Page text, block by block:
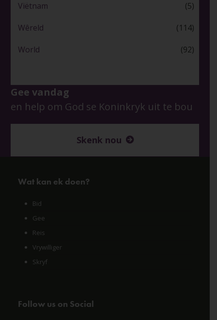
Viëtnam (5)
Wêreld (114)
World (92)
Gee vandag
en help om God se Koninkryk uit te bou
Skenk nou
Wat kan ek doen?
Bid
Gee
Reis
Vrywilliger
Skryf
Follow us on Social